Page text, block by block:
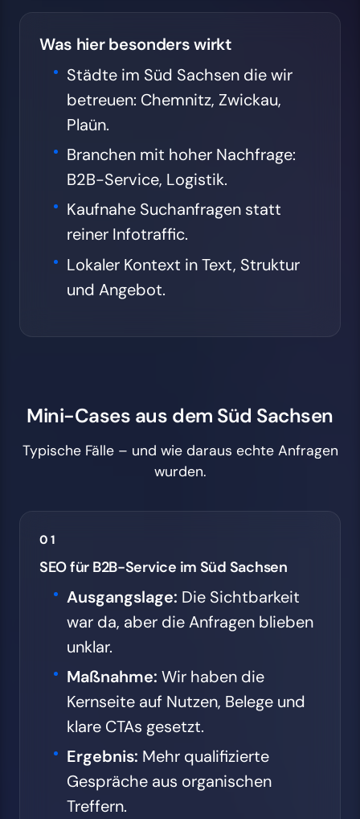
Was hier besonders wirkt
Städte im Süd Sachsen die wir
betreuen: Chemnitz, Zwickau,
Plaün.
Branchen mit hoher Nachfrage:
B2B-Service, Logistik.
Kaufnahe Suchanfragen statt
reiner Infotraffic.
Lokaler Kontext in Text, Struktur
und Angebot.
Mini-Cases aus dem Süd Sachsen
Typische Fälle – und wie daraus echte Anfragen
wurden.
01
SEO für B2B-Service im Süd Sachsen
Ausgangslage: Die Sichtbarkeit
war da, aber die Anfragen blieben
unklar.
Maßnahme: Wir haben die
Kernseite auf Nutzen, Belege und
klare CTAs gesetzt.
Ergebnis: Mehr qualifizierte
Gespräche aus organischen
Treffern.